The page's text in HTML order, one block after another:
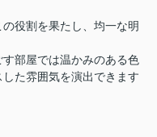
役割を果たし、均一な明
部屋では温かみのある色
た雰囲気を演出できます